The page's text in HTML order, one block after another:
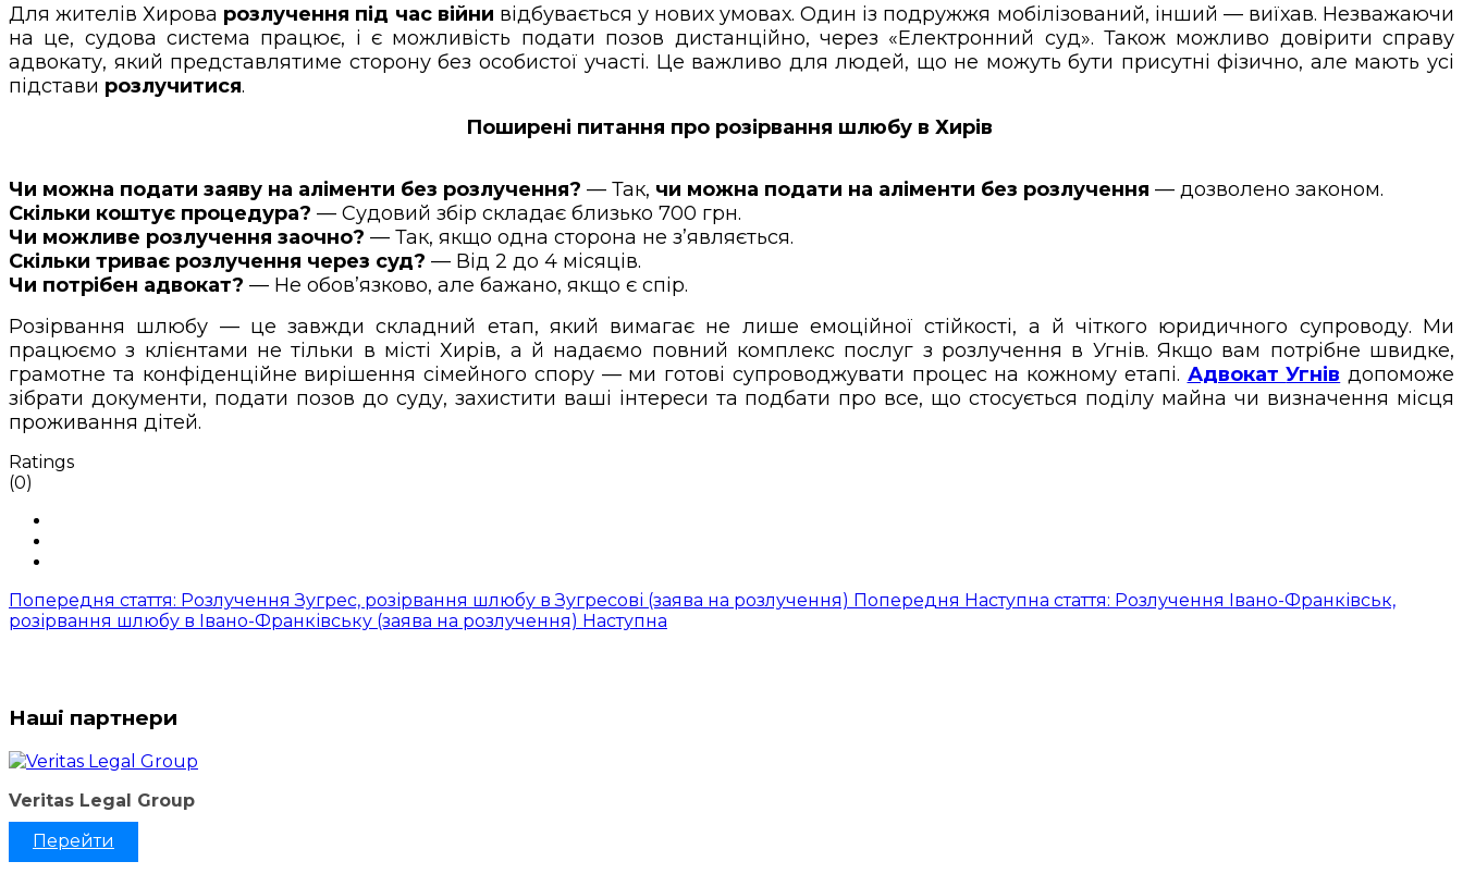
Для жителів Хирова розлучення під час війни відбувається у нових умовах. Один із подружжя мобілізований, інший — виїхав. Незважаючи
на це, судова система працює, і є можливість подати позов дистанційно, через «Електронний суд». Також можливо довірити справу
адвокату, який представлятиме сторону без особистої участі. Це важливо для людей, що не можуть бути присутні фізично, але мають усі
підстави розлучитися.
Поширені питання про розірвання шлюбу в Хирів
Чи можна подати заяву на аліменти без розлучення? — Так, чи можна подати на аліменти без розлучення — дозволено законом.
Скільки коштує процедура? — Судовий збір складає близько 700 грн.
Чи можливе розлучення заочно? — Так, якщо одна сторона не з’являється.
Скільки триває розлучення через суд? — Від 2 до 4 місяців.
Чи потрібен адвокат? — Не обов’язково, але бажано, якщо є спір.
Розірвання шлюбу — це завжди складний етап, який вимагає не лише емоційної стійкості, а й чіткого юридичного супроводу. Ми
працюємо з клієнтами не тільки в місті Хирів, а й надаємо повний комплекс послуг з розлучення в Угнів. Якщо вам потрібне швидке,
грамотне та конфіденційне вирішення сімейного спору — ми готові супроводжувати процес на кожному етапі. АдвокатУгнів допоможе
зібрати документи, подати позов до суду, захистити ваші інтереси та подбати про все, що стосується поділу майна чи визначення місця
проживання дітей.
Ratings
(0)
Попередня стаття: Розлучення Зугрес, розірвання шлюбу в Зугресові (заява на розлучення) Попередня Наступна стаття: Розлучення Івано-Франківськ,
розірвання шлюбу в Івано-Франківську (заява на розлучення) Наступна
Наші партнери
Veritas Legal Group
Перейти